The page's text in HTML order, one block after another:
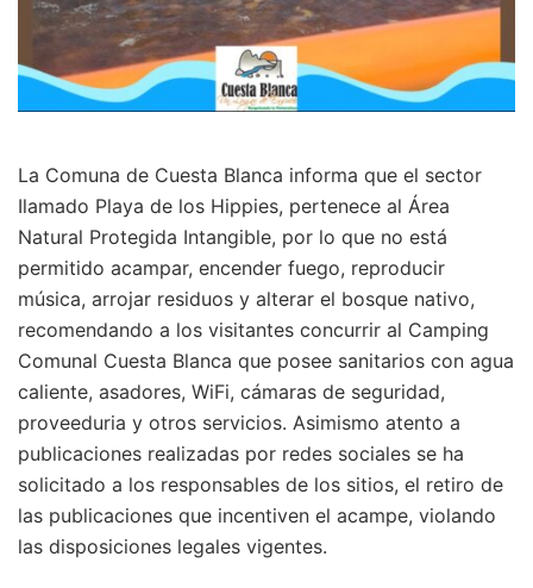
La Comuna de Cuesta Blanca informa que el sector
Ilamado Playa de los Hippies, pertenece al Área
Natural Protegida Intangible, por lo que no está
permitido acampar, encender fuego, reproducir
música, arrojar residuos y alterar el bosque nativo,
recomendando a los visitantes concurrir al Camping
Comunal Cuesta Blanca que posee sanitarios con agua
caliente, asadores, WiFi, cámaras de seguridad,
proveeduria y otros servicios. Asimismo atento a
publicaciones realizadas por redes sociales se ha
solicitado a los responsables de los sitios, el retiro de
las publicaciones que incentiven el acampe, violando
las disposiciones legales vigentes.